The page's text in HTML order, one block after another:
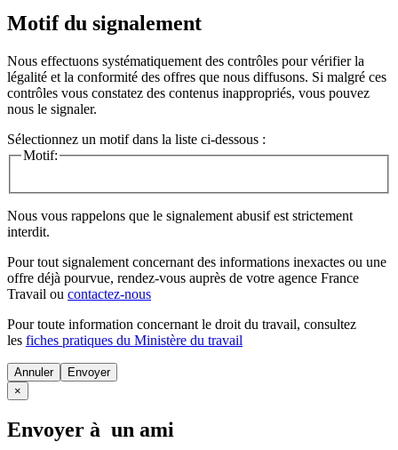
Motif du signalement
Nous effectuons systématiquement des contrôles pour vérifier la
légalité et la conformité des offres que nous diffusons. Si malgré ces
contrôles vous constatez des contenus inappropriés, vous pouvez
nous le signaler.
Sélectionnez un motif dans la liste ci-dessous :
Motif:
Nous vous rappelons que le signalement abusif est strictement
interdit.
Pour tout signalement concernant des informations inexactes ou une
offre déjà pourvue, rendez-vous auprès de votre agence France
Travail ou contactez-nous
Pour toute information concernant le droit du travail, consultez
les fiches pratiques du Ministère du travail
Annuler
×
Envoyer à un ami